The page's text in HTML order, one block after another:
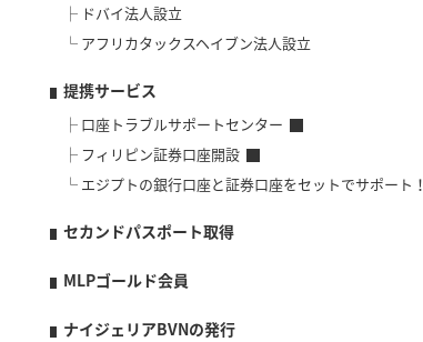
ドバイ法人設立
アフリカタックスヘイブン法人設立
提携サービス
口座トラブルサポートセンター
フィリピン証券口座開設
エジプトの銀行口座と証券口座をセットでサポート！
セカンドパスポート取得
MLPゴールド会員
ナイジェリアBVNの発行